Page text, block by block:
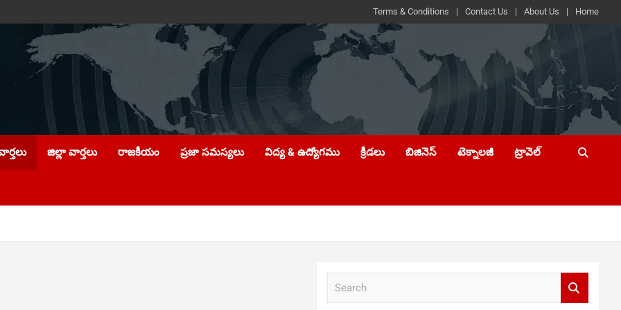
Terms & Conditions Contact Us About Us Home
జిల్లా వార్తలు రాజకీయం ప్రజా సమస్యలు విద్య & ఉద్యోగము క్రీడలు బిజినెస్ టెక్నాలజీ ట్రావెల్